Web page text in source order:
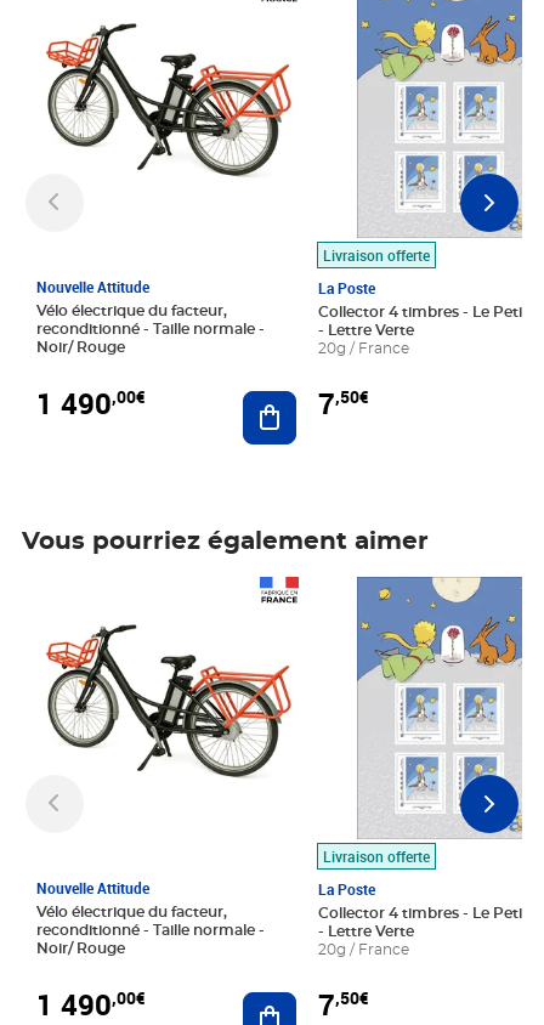
Nouvelle Attitude
Vélo électrique du facteur,
reconditionné - Taille normale -
Noir/ Rouge
1 490,00€ Ajouter au panier
Livraison offerte
La Poste
Collector 4 timbres - Le Petit
- Lettre Verte
20g / France
7,50€
Vous pourriez également aimer
Nouvelle Attitude
Vélo électrique du facteur,
reconditionné - Taille normale -
Noir/ Rouge
1 490,00€ Ajouter au panier
Livraison offerte
La Poste
Collector 4 timbres - Le Petit
- Lettre Verte
20g / France
7,50€
Prix 7,50€